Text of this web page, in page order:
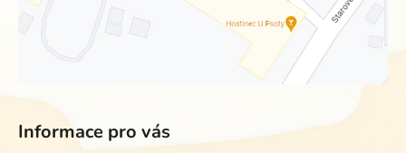
Informace pro vás